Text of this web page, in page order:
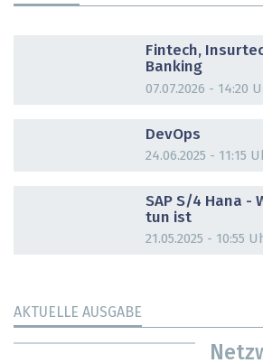
Fintech,
Banking
07.07.2026 - 14:20
DevOps
24.06.2025 - 11:15
SAP S/4 Hana -
tun ist
21.05.2025 - 10:55
AKTUELLE AUSGABE